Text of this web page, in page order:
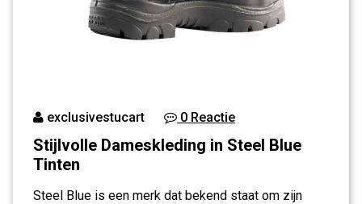
exclusivestucart 0 Reactie
Stijlvolle Dameskleding in Steel Blue
Tinten
Steel Blue is een merk dat bekend staat om zijn